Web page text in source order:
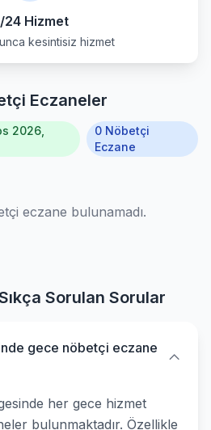
24 Hizmet
kesintisiz hizmet
Eczaneler
2026,
0 Nöbetçi
Eczane
eczane bulunamadı.
Sorulan Sorular
gece nöbetçi eczane
her gece hizmet
bulunmaktadır. Özellikle